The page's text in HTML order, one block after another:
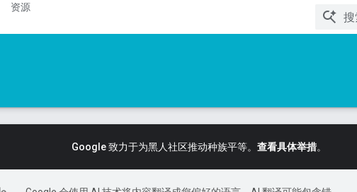
资源
Google 致力于为黑人社区推动种族平等。 查看具体举措。